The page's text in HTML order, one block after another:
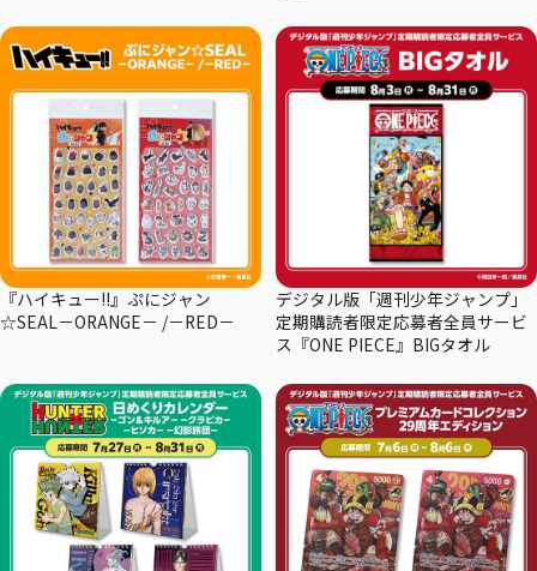
『ハイキュー!!』ぷにジャン
☆SEAL－ORANGE－ /－RED－
デジタル版「週刊少年ジャンプ」
定期購読者限定応募者全員サービ
ス『ONE PIECE』BIGタオル